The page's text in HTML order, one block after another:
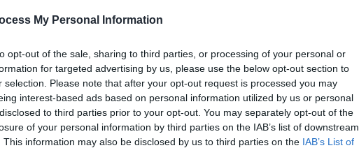
My Personal Information
opt-out of the sale, sharing to third parties, or processing of your personal or
for targeted advertising by us, please use the below opt-out section to
selection. Please note that after your opt-out request is processed you may
interest-based ads based on personal information utilized by us or personal
to third parties prior to your opt-out. You may separately opt-out of the
of your personal information by third parties on the IAB’s list of downstream
This information may also be disclosed by us to third parties on the IAB’s List of